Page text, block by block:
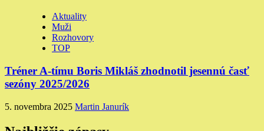
Aktuality
Muži
Rozhovory
TOP
Tréner A-tímu Boris Mikláš zhodnotil jesennú časť
sezóny 2025/2026
5. novembra 2025 Martin Janurík